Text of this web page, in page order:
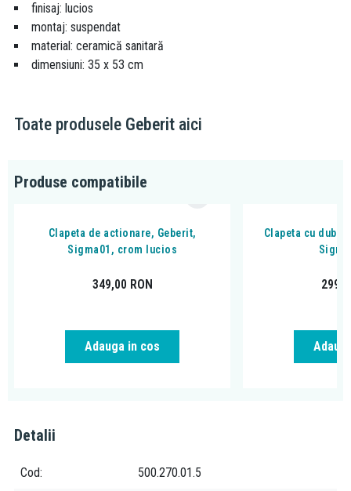
finisaj: lucios
montaj: suspendat
material: ceramică sanitară
dimensiuni: 35 x 53 cm
Toate produsele Geberit aici
Produse compatibile
Clapeta de actionare, Geberit,
Sigma01, crom lucios
349,00 RON
Adauga in cos
Clapeta cu
Detalii
Cod 500.270.01.5